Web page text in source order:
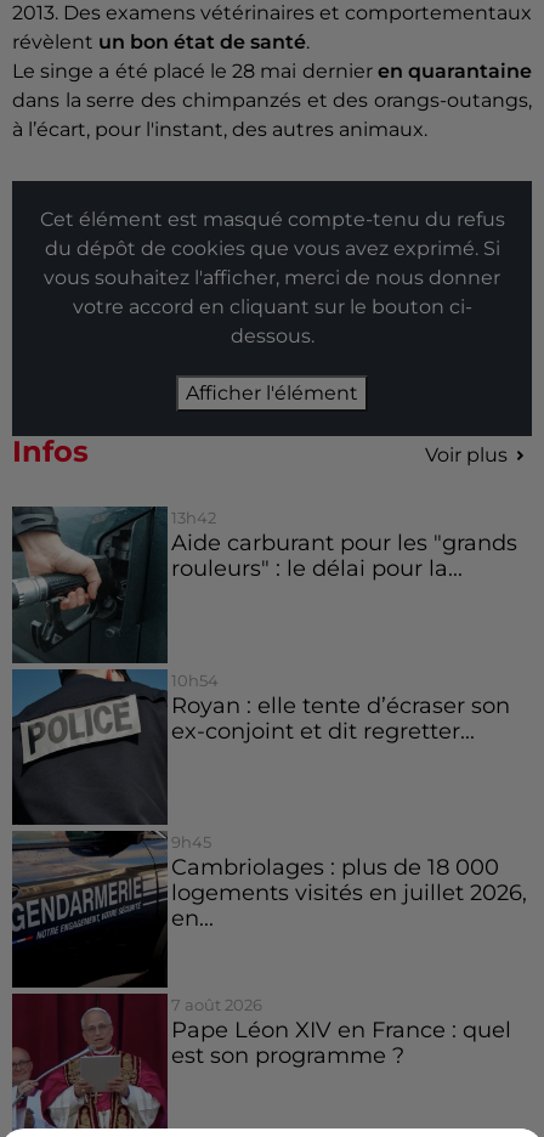
2013. Des examens vétérinaires et comportementaux
révèlent un bon état de santé.
Le singe a été placé le 28 mai dernier en quarantaine
dans la serre des chimpanzés et des orangs-outangs,
à l’écart, pour l'instant, des autres animaux.
Cet élément est masqué compte-tenu du refus
du dépôt de cookies que vous avez exprimé. Si
vous souhaitez l'afficher, merci de nous donner
votre accord en cliquant sur le bouton ci-
dessous.
Afficher l'élément
Infos Voir plus
13h42
Aide carburant pour les "grands
rouleurs" : le délai pour la...
10h54
Royan : elle tente d’écraser son
ex-conjoint et dit regretter...
9h45
Cambriolages : plus de 18 000
logements visités en juillet 2026,
en...
7 août 2026
Pape Léon XIV en France : quel
est son programme ?